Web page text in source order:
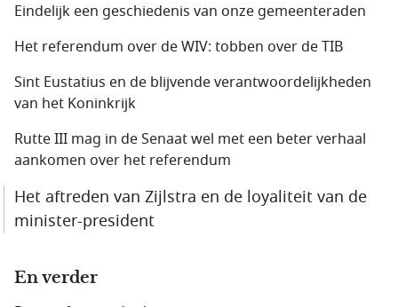
Eindelijk een geschiedenis van onze gemeenteraden
Het referendum over de WIV: tobben over de TIB
Sint Eustatius en de blijvende verantwoordelijkheden
van het Koninkrijk
Rutte III mag in de Senaat wel met een beter verhaal
aankomen over het referendum
Het aftreden van Zijlstra en de loyaliteit van de
minister-president
En verder